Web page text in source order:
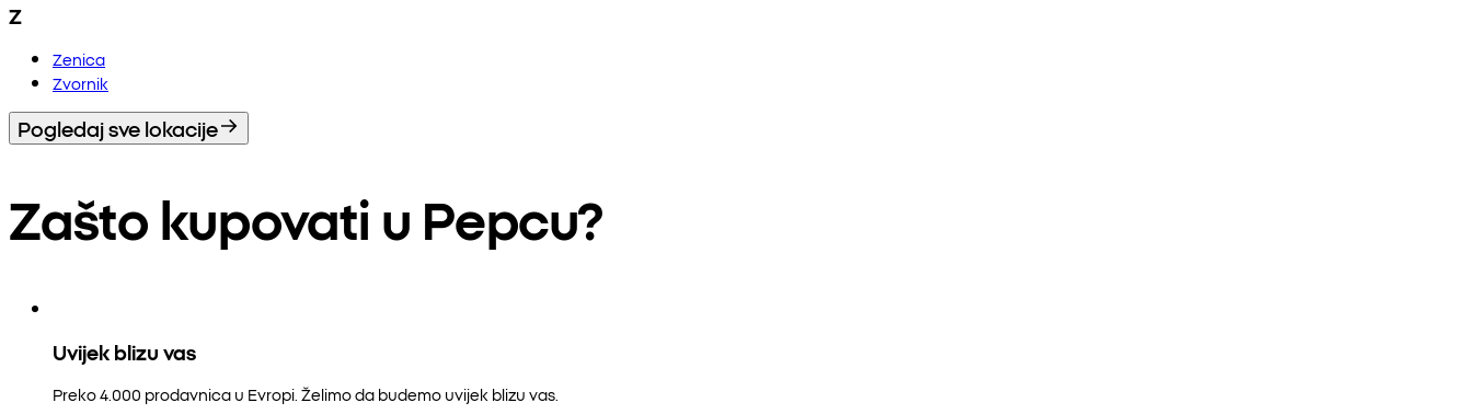
Z
Zenica
Zvornik
Pogledaj sve lokacije
Zašto kupovati u Pepcu?
Uvijek blizu vas
Preko 4.000 prodavnica u Evropi. Želimo da budemo uvijek blizu vas.